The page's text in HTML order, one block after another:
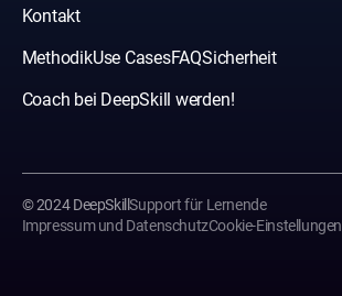
MethodikUse CasesFAQSicherheit
Coach bei DeepSkill werden!
Kontakt
© 2024 DeepSkillSupport für Lernende
Impressum und DatenschutzCookie-Einstellungen